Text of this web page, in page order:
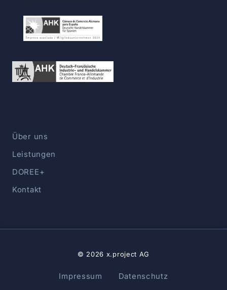
Über uns
Leistungen
DOREE+
Kontakt
© 2026 x.project AG
Impressum Datenschutz